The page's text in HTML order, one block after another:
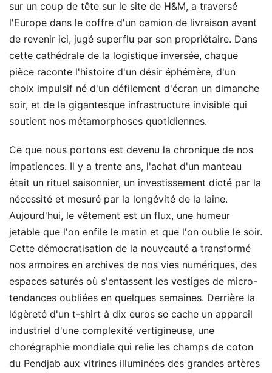
sur un coup de tête sur le site de H&M, a traversé
l'Europe dans le coffre d'un camion de livraison avant
de revenir ici, jugé superflu par son propriétaire. Dans
cette cathédrale de la logistique inversée, chaque
pièce raconte l'histoire d'un désir éphémère, d'un
choix impulsif né d'un défilement d'écran un dimanche
soir, et de la gigantesque infrastructure invisible qui
soutient nos métamorphoses quotidiennes.
Ce que nous portons est devenu la chronique de nos
impatiences. Il y a trente ans, l'achat d'un manteau
était un rituel saisonnier, un investissement dicté par la
nécessité et mesuré par la longévité de la laine.
Aujourd'hui, le vêtement est un flux, une humeur
jetable que l'on enfile le matin et que l'on oublie le soir.
Cette démocratisation de la nouveauté a transformé
nos armoires en archives de nos vies numériques, des
espaces saturés où s'entassent les vestiges de micro-
tendances oubliées en quelques semaines. Derrière la
légèreté d'un t-shirt à dix euros se cache un appareil
industriel d'une complexité vertigineuse, une
chorégraphie mondiale qui relie les champs de coton
du Pendjab aux vitrines illuminées des grandes artères